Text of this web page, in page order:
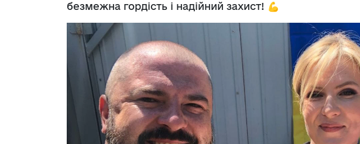
безмежна гордість і надійний захист! 💪
Відеофайл